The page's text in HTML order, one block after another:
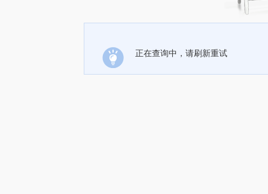
正在查询中，请刷新重试